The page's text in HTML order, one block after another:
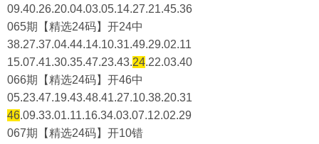
09.40.26.20.04.03.05.14.27.21.45.36
065期【精选24码】开24中
38.27.37.04.44.14.10.31.49.29.02.11
15.07.41.30.35.47.23.43.24.22.03.40
066期【精选24码】开46中
05.23.47.19.43.48.41.27.10.38.20.31
46.09.33.01.11.16.34.03.07.12.02.29
067期【精选24码】开10错